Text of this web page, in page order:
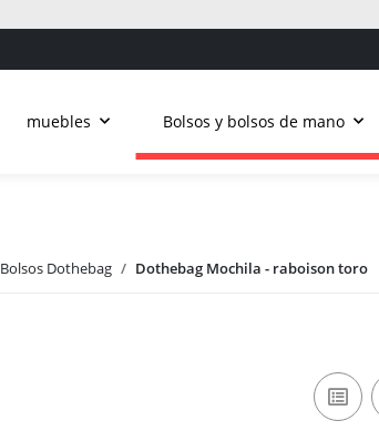
muebles Bolsos y bolsos de mano
Bolsos Dothebag Dothebag Mochila - raboison toro